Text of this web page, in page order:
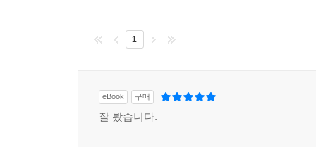
1
eBook 구매
잘 봤습니다.